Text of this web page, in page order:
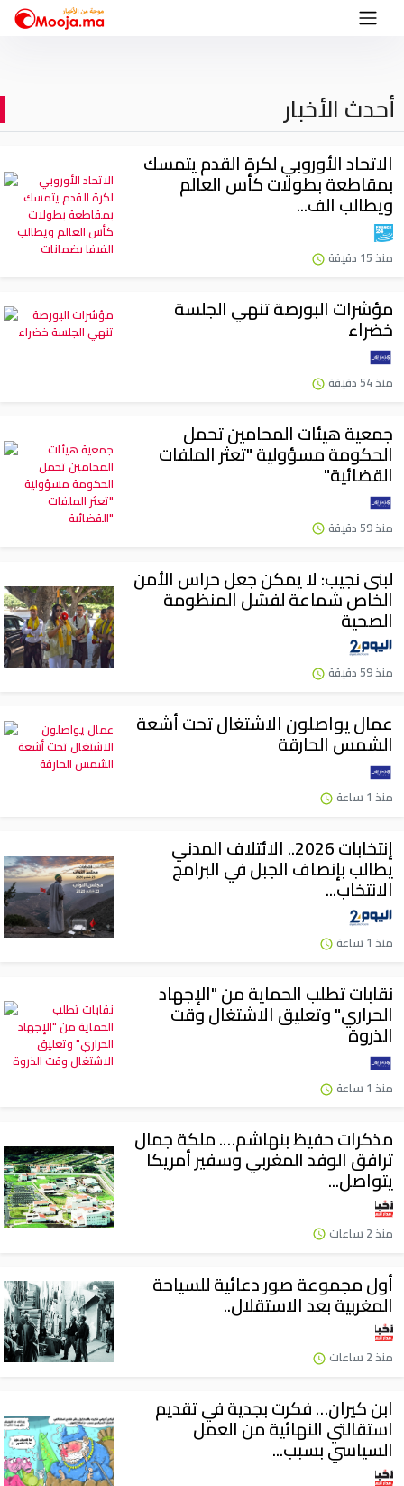
أحدث الأخبار
الاتحاد الأوروبي لكرة القدم يتمسك
بمقاطعة بطولات كأس العالم
ويطالب الف...
منذ 15 دقيقة
مؤشرات البورصة تنهي الجلسة
خضراء
منذ 54 دقيقة
جمعية هيئات المحامين تحمل
الحكومة مسؤولية "تعثر الملفات
القضائية"
منذ 59 دقيقة
لبنى نجيب: لا يمكن جعل حراس الأمن
الخاص شماعة لفشل المنظومة
الصحية
منذ 59 دقيقة
عمال يواصلون الاشتغال تحت أشعة
الشمس الحارقة
منذ 1 ساعة
إنتخابات 2026.. الائتلاف المدني
يطالب بإنصاف الجبل في البرامج
الانتخاب...
منذ 1 ساعة
نقابات تطلب الحماية من "الإجهاد
الحراري" وتعليق الاشتغال وقت
الذروة
منذ 1 ساعة
مذكرات حفيظ بنهاشم…. ملكة جمال
ترافق الوفد المغربي وسفير أمريكا
يتواصل...
منذ 2 ساعات
أول مجموعة صور دعائية للسياحة
المغربية بعد الاستقلال..
منذ 2 ساعات
ابن كيران… فكرت بجدية في تقديم
استقالتي النهائية من العمل
السياسي بسبب...